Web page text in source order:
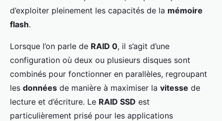
d’exploiter pleinement les capacités de la mémoire
flash.
Lorsque l’on parle de RAID 0, il s’agit d’une
configuration où deux ou plusieurs disques sont
combinés pour fonctionner en parallèles, regroupant
les données de manière à maximiser la vitesse de
lecture et d’écriture. Le RAID SSD est
particulièrement prisé pour les applications